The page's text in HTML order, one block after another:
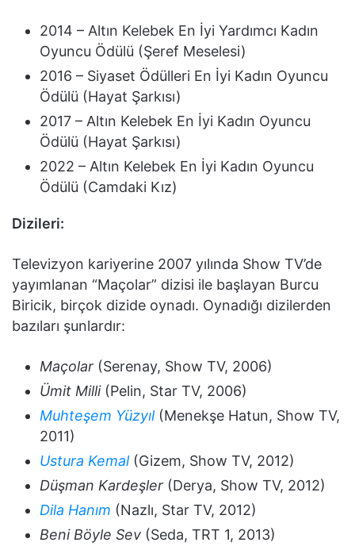
2014 – Altın Kelebek En İyi Yardımcı Kadın
Oyuncu Ödülü (Şeref Meselesi)
2016 – Siyaset Ödülleri En İyi Kadın Oyuncu
Ödülü (Hayat Şarkısı)
2017 – Altın Kelebek En İyi Kadın Oyuncu
Ödülü (Hayat Şarkısı)
2022 – Altın Kelebek En İyi Kadın Oyuncu
Ödülü (Camdaki Kız)
Dizileri:
Televizyon kariyerine 2007 yılında Show TV’de
yayımlanan “Maçolar” dizisi ile başlayan Burcu
Biricik, birçok dizide oynadı. Oynadığı dizilerden
bazıları şunlardır:
Maçolar (Serenay, Show TV, 2006)
Ümit Milli(Pelin, Star TV, 2006)
Muhteşem Yüzyıl(Menekşe Hatun, Show TV,
2011)
Ustura Kemal(Gizem, Show TV, 2012)
Düşman Kardeşler (Derya, Show TV, 2012)
Dila Hanım (Nazlı, Star TV, 2012)
Beni Böyle Sev (Seda, TRT 1, 2013)